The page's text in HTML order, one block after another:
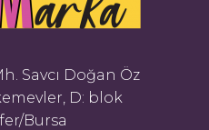
Savcı Doğan Öz
D: blok
Bursa